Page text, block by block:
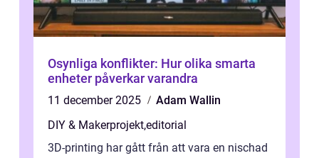
Osynliga konflikter: Hur olika smarta
enheter påverkar varandra
11 december 2025
Adam Wallin
DIY & Makerprojekt,editorial
3D-printing har gått från att vara en nischad